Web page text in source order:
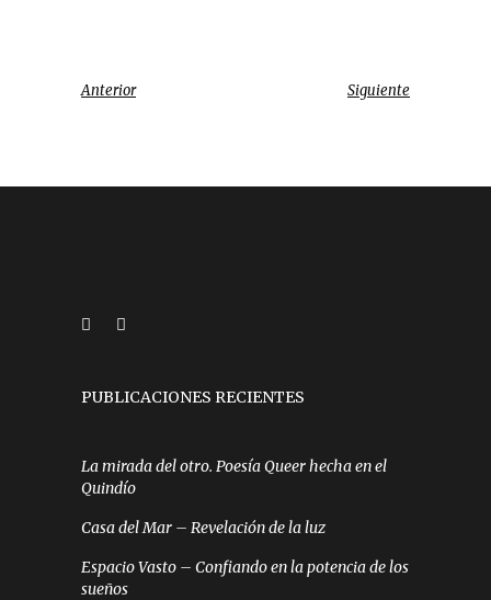
Anterior Siguiente
PUBLICACIONES RECIENTES
La mirada del otro. Poesía Queer hecha en el
Quindío
Casa del Mar – Revelación de la luz
Espacio Vasto – Confiando en la potencia de los
sueños